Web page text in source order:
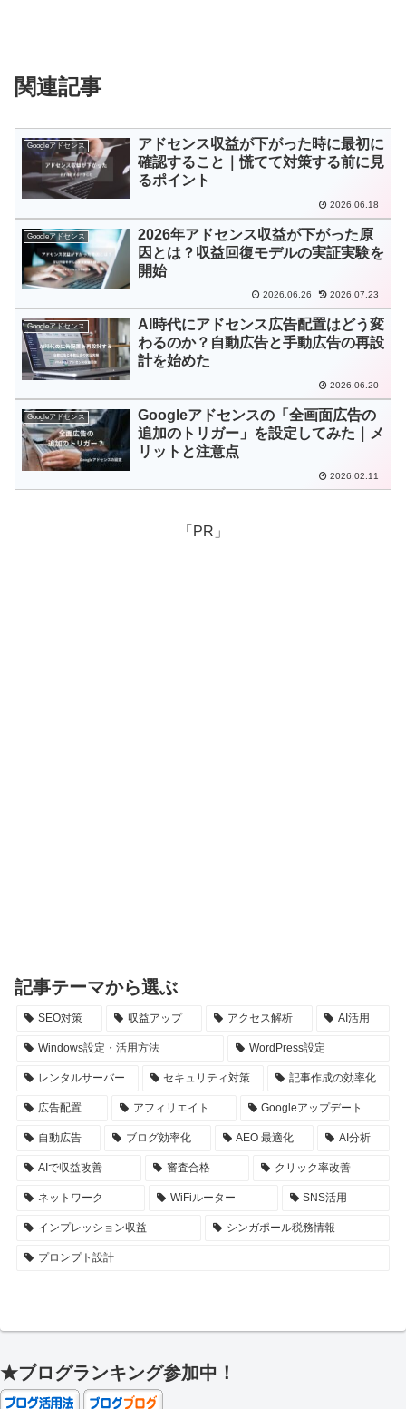
関連記事
Googleアドセンス
アドセンス収益が下がった時に最初に
確認すること｜慌てて対策する前に見
るポイント
2026.06.18
Googleアドセンス
2026年アドセンス収益が下がった原
因とは？収益回復モデルの実証実験を
開始
2026.06.26 2026.07.23
Googleアドセンス
AI時代にアドセンス広告配置はどう変
わるのか？自動広告と手動広告の再設
計を始めた
2026.06.20
Googleアドセンス
Googleアドセンスの「全画面広告の
追加のトリガー」を設定してみた｜メ
リットと注意点
2026.02.11
「PR」
記事テーマから選ぶ
SEO対策 収益アップ アクセス解析 AI活用
Windows設定・活用方法 WordPress設定
レンタルサーバー セキュリティ対策 記事作成の効率化
広告配置 アフィリエイト Googleアップデート
自動広告 ブログ効率化 AEO 最適化 AI分析
AIで収益改善 審査合格 クリック率改善
ネットワーク WiFiルーター SNS活用
インプレッション収益 シンガポール税務情報
プロンプト設計
★ブログランキング参加中！